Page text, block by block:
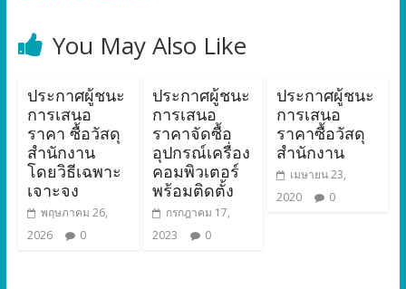
You May Also Like
ประกาศผู้ชนะ
การเสนอ
ราคา ซื้อวัสดุ
สำนักงาน
โดยวิธีเฉพาะ
เจาะจง
พฤษภาคม 26,
2026
0
ประกาศผู้ชนะ
การเสนอ
ราคาจัดซื้อ
อุปกรณ์เครื่อง
คอมพิวเตอร์
พร้อมติดตั้ง
กรกฎาคม 17,
2023
0
ประกาศผู้ชนะ
การเสนอ
ราคาซื้อวัสดุ
สำนักงาน
เมษายน 23,
2020
0